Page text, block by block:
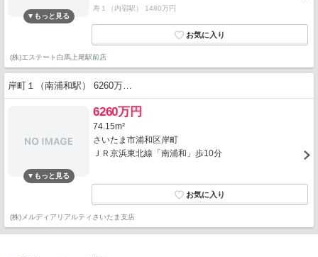
寿１（内宿駅） 1480万円
(株)エステート白馬上尾駅前店
岸町１（南浦和駅） 6260万…
6260万円
74.15m²
さいたま市浦和区岸町
ＪＲ京浜東北線「南浦和」歩10分
(株)メルディアリアルティさいたま支店